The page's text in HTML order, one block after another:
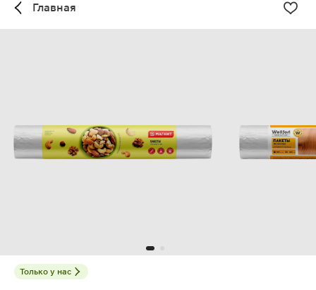
Главная
Только у нас